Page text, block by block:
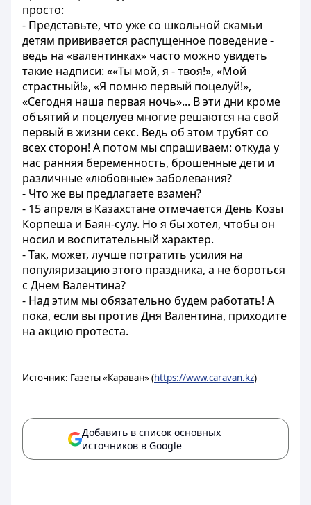
просто:
- Представьте, что уже со школьной скамьи
детям прививается распущенное поведение -
ведь на «валентинках» часто можно увидеть
такие надписи: ««Ты мой, я - твоя!», «Мой
страстный!», «Я помню первый поцелуй!»,
«Сегодня наша первая ночь»... В эти дни кроме
объятий и поцелуев многие решаются на свой
первый в жизни секс. Ведь об этом трубят со
всех сторон! А потом мы спрашиваем: откуда у
нас ранняя беременность, брошенные дети и
различные «любовные» заболевания?
- Что же вы предлагаете взамен?
- 15 апреля в Казахстане отмечается День Козы
Корпеша и Баян-сулу. Но я бы хотел, чтобы он
носил и воспитательный характер.
- Так, может, лучше потратить усилия на
популяризацию этого праздника, а не бороться
с Днем Валентина?
- Над этим мы обязательно будем работать! А
пока, если вы против Дня Валентина, приходите
на акцию протеста.
Источник: Газеты «Караван» (https://www.caravan.kz)
Добавить в список основных
источников в Google